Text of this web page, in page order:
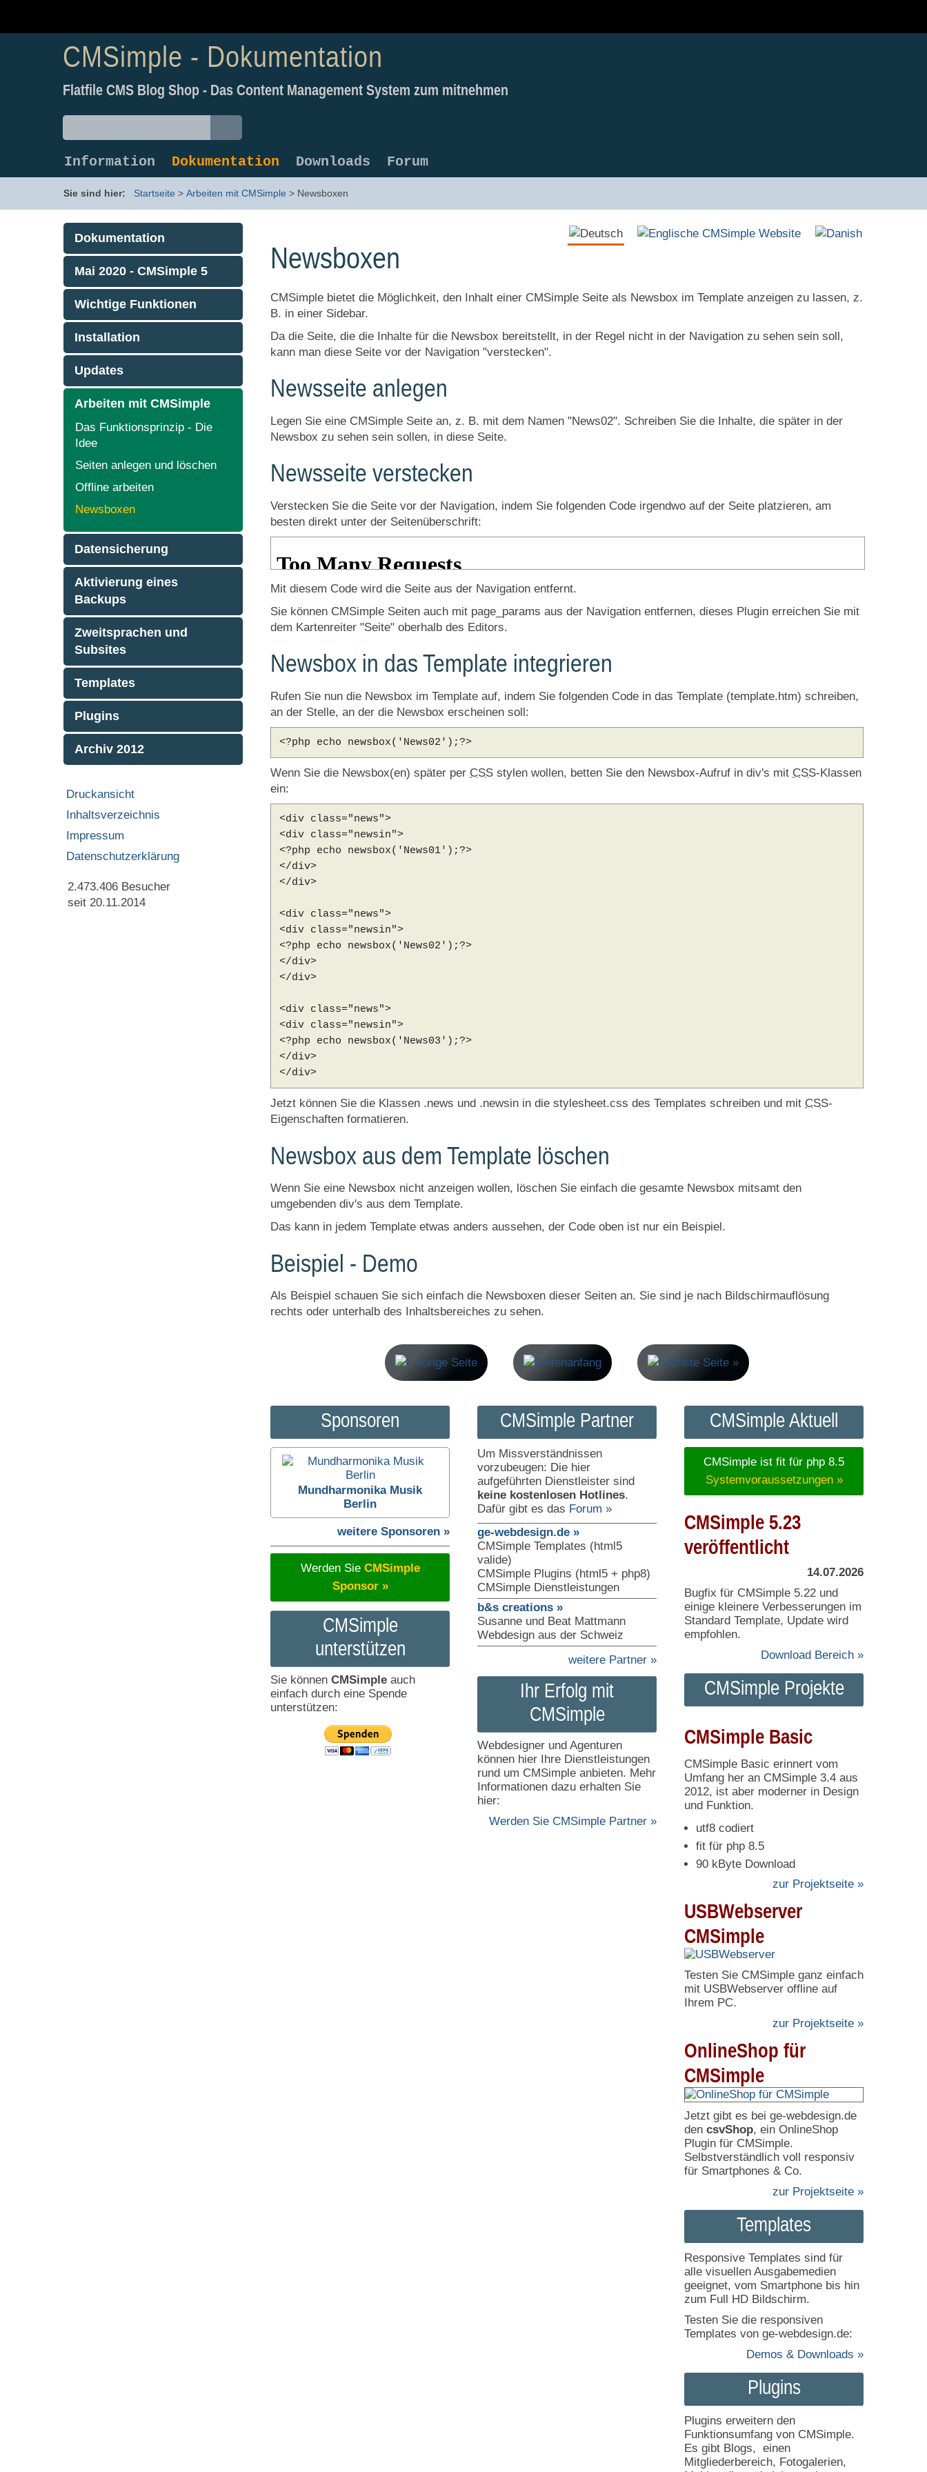
CMSimple - Dokumentation
Flatfile CMS Blog Shop - Das Content Management System zum mitnehmen
Information Dokumentation Downloads Forum
Sie sind hier: Startseite > Arbeiten mit CMSimple > Newsboxen
Newsboxen
CMSimple bietet die Möglichkeit, den Inhalt einer CMSimple Seite als Newsbox im Template anzeigen zu lassen, z.
B. in einer Sidebar.
Da die Seite, die die Inhalte für die Newsbox bereitstellt, in der Regel nicht in der Navigation zu sehen sein soll,
kann man diese Seite vor der Navigation "verstecken".
Newsseite anlegen
Legen Sie eine CMSimple Seite an, z. B. mit dem Namen "News02". Schreiben Sie die Inhalte, die später in der
Newsbox zu sehen sein sollen, in diese Seite.
Newsseite verstecken
Verstecken Sie die Seite vor der Navigation, indem Sie folgenden Code irgendwo auf der Seite platzieren, am
besten direkt unter der Seitenüberschrift:
Mit diesem Code wird die Seite aus der Navigation entfernt.
Sie können CMSimple Seiten auch mit page_params aus der Navigation entfernen, dieses Plugin erreichen Sie mit
dem Kartenreiter "Seite" oberhalb des Editors.
Newsbox in das Template integrieren
Rufen Sie nun die Newsbox im Template auf, indem Sie folgenden Code in das Template (template.htm) schreiben,
an der Stelle, an der die Newsbox erscheinen soll:
<?php echo newsbox('News02');?>
Wenn Sie die Newsbox(en) später per CSS stylen wollen, betten Sie den Newsbox-Aufruf in div's mit CSS-Klassen
ein:
<div class="news">
<div class="newsin">
<?php echo newsbox('News01');?>
</div>
</div>
<div class="news">
<div class="newsin">
<?php echo newsbox('News02');?>
</div>
</div>
<div class="news">
<div class="newsin">
<?php echo newsbox('News03');?>
</div>
</div>
Jetzt können Sie die Klassen .news und .newsin in die stylesheet.css des Templates schreiben und mit CSS-
Eigenschaften formatieren.
Newsbox aus dem Template löschen
Wenn Sie eine Newsbox nicht anzeigen wollen, löschen Sie einfach die gesamte Newsbox mitsamt den
umgebenden div's aus dem Template.
Das kann in jedem Template etwas anders aussehen, der Code oben ist nur ein Beispiel.
Beispiel - Demo
Als Beispiel schauen Sie sich einfach die Newsboxen dieser Seiten an. Sie sind je nach Bildschirmauflösung
rechts oder unterhalb des Inhaltsbereiches zu sehen.
Dokumentation
Mai 2020 - CMSimple 5
Wichtige Funktionen
Installation
Updates
Arbeiten mit CMSimple
Das Funktionsprinzip - Die
Idee
Seiten anlegen und löschen
Offline arbeiten
Newsboxen
Datensicherung
Aktivierung eines
Backups
Zweitsprachen und
Subsites
Templates
Plugins
Archiv 2012
Druckansicht
Inhaltsverzeichnis
Impressum
Datenschutzerklärung
2.473.406 Besucher
seit 20.11.2014
CMSimple Aktuell
CMSimple ist fit für php 8.5
Systemvoraussetzungen »
CMSimple 5.23
veröffentlicht
14.07.2026
Bugfix für CMSimple 5.22 und
einige kleinere Verbesserungen im
Standard Template, Update wird
empfohlen.
Download Bereich »
CMSimple Projekte
CMSimple Basic
CMSimple Basic erinnert vom
Umfang her an CMSimple 3.4 aus
2012, ist aber moderner in Design
und Funktion.
utf8 codiert
fit für php 8.5
90 kByte Download
zur Projektseite »
USBWebserver
CMSimple
Testen Sie CMSimple ganz einfach
mit USBWebserver offline auf
Ihrem PC.
zur Projektseite »
OnlineShop für
CMSimple
Jetzt gibt es bei ge-webdesign.de
den csvShop, ein OnlineShop
Plugin für CMSimple.
Selbstverständlich voll responsiv
für Smartphones & Co.
zur Projektseite »
Templates
Responsive Templates sind für
alle visuellen Ausgabemedien
geeignet, vom Smartphone bis hin
zum Full HD Bildschirm.
Testen Sie die responsiven
Templates von ge-webdesign.de:
Demos & Downloads »
Plugins
Plugins erweitern den
Funktionsumfang von CMSimple.
Es gibt Blogs, einen
Mitgliederbereich, Fotogalerien,
CMSimple Partner
Um Missverständnissen
vorzubeugen: Die hier
aufgeführten Dienstleister sind
keine kostenlosen Hotlines.
Dafür gibt es das Forum »
ge-webdesign.de »
CMSimple Templates (html5
valide)
CMSimple Plugins (html5 + php8)
CMSimple Dienstleistungen
b&s creations »
Susanne und Beat Mattmann
Webdesign aus der Schweiz
weitere Partner »
Ihr Erfolg mit
CMSimple
Webdesigner und Agenturen
können hier Ihre Dienstleistungen
rund um CMSimple anbieten. Mehr
Informationen dazu erhalten Sie
hier:
Werden Sie CMSimple Partner »
Sponsoren
Mundharmonika Musik
Berlin
weitere Sponsoren »
Werden Sie CMSimple
Sponsor »
CMSimple
unterstützen
Sie können CMSimple auch
einfach durch eine Spende
unterstützen: